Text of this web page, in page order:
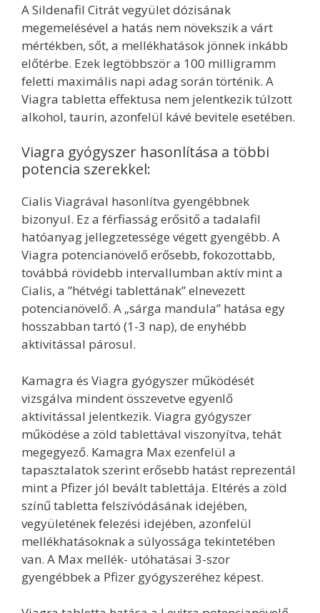
A Sildenafil Citrát vegyület dózisának
megemelésével a hatás nem növekszik a várt
mértékben, sőt, a mellékhatások jönnek inkább
előtérbe. Ezek legtöbbször a 100 milligramm
feletti maximális napi adag során történik. A
Viagra tabletta effektusa nem jelentkezik túlzott
alkohol, taurin, azonfelül kávé bevitele esetében.
Viagra gyógyszer hasonlítása a többi
potencia szerekkel:
Cialis Viagrával hasonlítva gyengébbnek
bizonyul. Ez a férfiasság erősitő a tadalafil
hatóanyag jellegzetessége végett gyengébb. A
Viagra potencianövelő erősebb, fokozottabb,
továbbá rövidebb intervallumban aktív mint a
Cialis, a ”hétvégi tablettának” elnevezett
potencianövelő. A „sárga mandula” hatása egy
hosszabban tartó (1-3 nap), de enyhébb
aktivitással párosul.
Kamagra és Viagra gyógyszer működését
vizsgálva mindent összevetve egyenlő
aktivitással jelentkezik. Viagra gyógyszer
működése a zöld tablettával viszonyítva, tehát
megegyező. Kamagra Max ezenfelül a
tapasztalatok szerint erősebb hatást reprezentál
mint a Pfizer jól bevált tablettája. Eltérés a zöld
színű tabletta felszívódásának idejében,
vegyületének felezési idejében, azonfelül
mellékhatásoknak a súlyossága tekintetében
van. A Max mellék- utóhatásai 3-szor
gyengébbek a Pfizer gyógyszeréhez képest.